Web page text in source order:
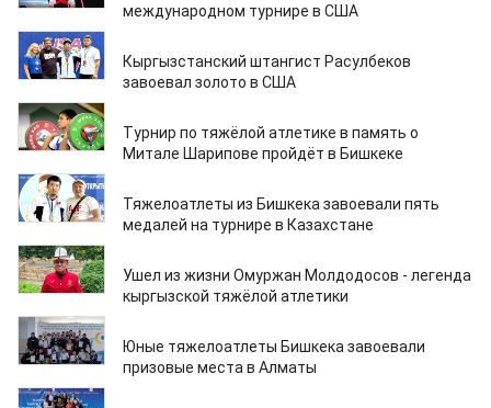
международном турнире в США
04.09.2025
Кыргызстанский штангист Расулбеков
завоевал золото в США
14.07.2025
Турнир по тяжёлой атлетике в память о
Митале Шарипове пройдёт в Бишкеке
22.05.2025
Тяжелоатлеты из Бишкека завоевали пять
медалей на турнире в Казахстане
06.05.2025
Ушел из жизни Омуржан Молдодосов - легенда
кыргызской тяжёлой атлетики
24.03.2025
Юные тяжелоатлеты Бишкека завоевали
призовые места в Алматы
16.02.2025